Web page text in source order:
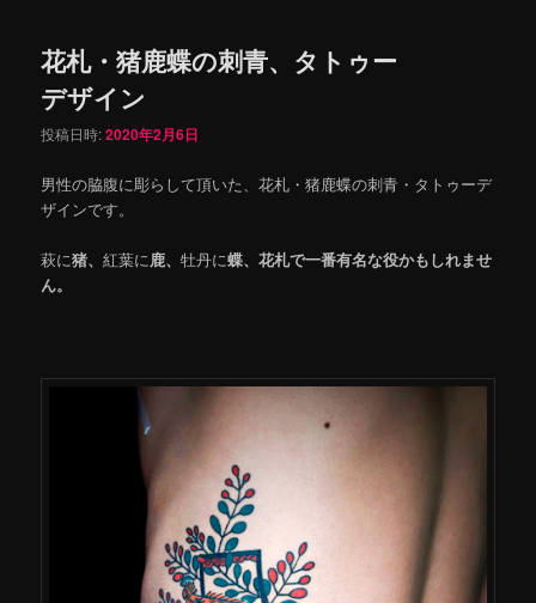
花札・猪鹿蝶の刺青、タトゥー
デザイン
投稿日時:2020年2月6日
男性の脇腹に彫らして頂いた、花札・猪鹿蝶の刺青・タトゥーデ
ザインです。
萩に猪、紅葉に 鹿、牡丹に蝶、花札で一番有名な役かもしれませ
ん。